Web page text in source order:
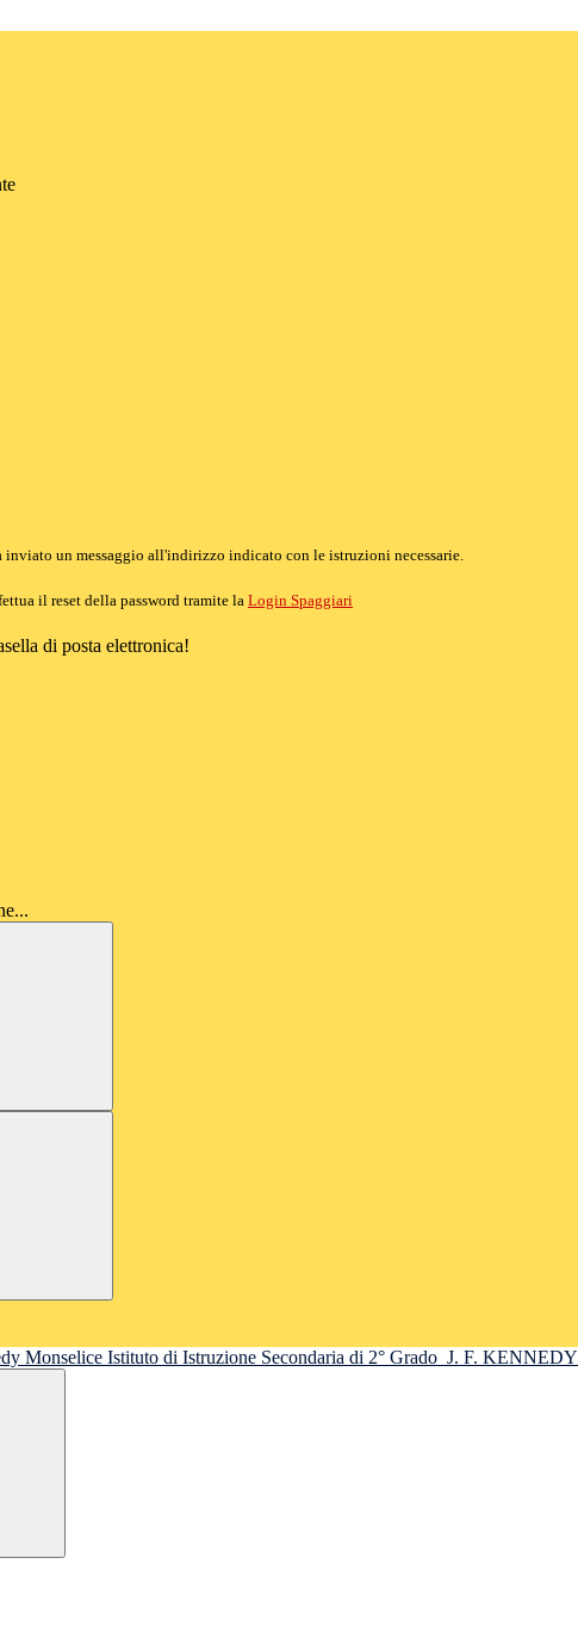
inviato un messaggio all'indirizzo indicato con le istruzioni necessarie.
il reset della password tramite la Login Spaggiari
di posta elettronica!
Istituto di Istruzione Secondaria di 2° Grado J. F. KENNEDY